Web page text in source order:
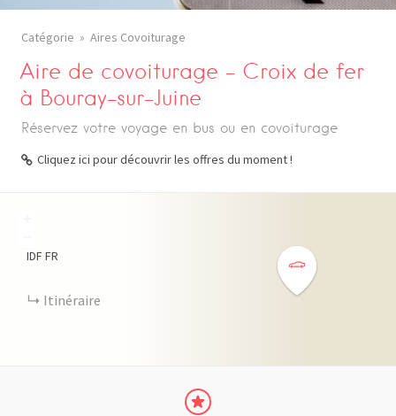
Catégorie Aires Covoiturage
Aire de covoiturage – Croix de fer
à Bouray-sur-Juine
Réservez votre voyage en bus ou en covoiturage
Cliquez ici pour découvrir les offres du moment !
IDF FR
Itinéraire